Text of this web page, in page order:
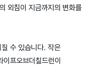
외침이 지금까지의 변화를
수 있습니다. 작은
프오브더칠드런이